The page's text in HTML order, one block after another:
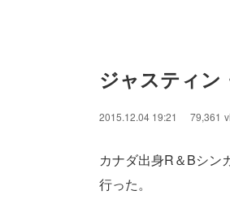
ジャスティン
2015.12.04 19:21 79,361
カナダ出身R＆Bシン
行った。